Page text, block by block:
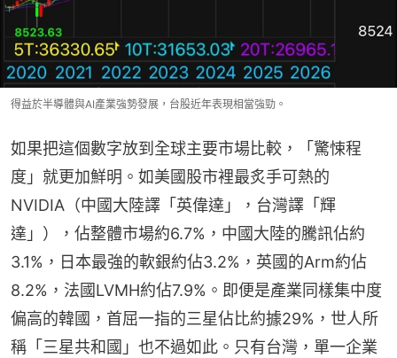
得益於半導體與AI產業強勢發展，台股近年表現相當強勁。
如果把這個數字放到全球主要市場比較，「驚悚程
度」就更加鮮明。如美國股市裡最炙手可熱的
NVIDIA（中國大陸譯「英偉達」，台灣譯「輝
達」），佔整體市場約6.7%，中國大陸的騰訊佔約
3.1%，日本最強的軟銀約佔3.2%，英國的Arm約佔
8.2%，法國LVMH約佔7.9%。即便是產業同樣集中度
偏高的韓國，首屈一指的三星佔比約據29%，世人所
稱「三星共和國」也不過如此。只有台灣，單一企業